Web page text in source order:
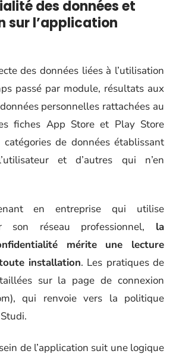
des données et
sur l’application
des données liées à l’utilisation
passé par module, résultats aux
personnelles rattachées au
fiches App Store et Play Store
de données établissant
et d’autres qui n’en
en entreprise qui utilise
son réseau professionnel, la
mérite une lecture
installation. Les pratiques de
sur la page de connexion
qui renvoie vers la politique
de l’application suit une logique